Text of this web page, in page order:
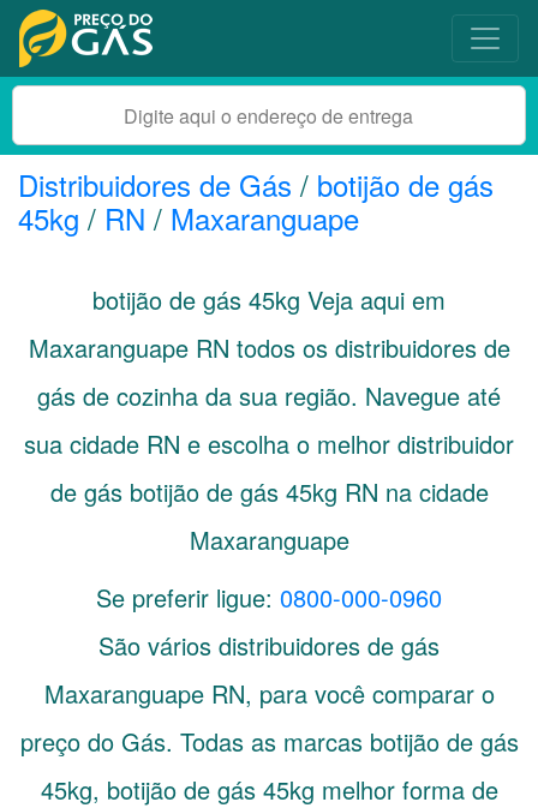
Distribuidores de Gás / botijão de gás
45kg / RN / Maxaranguape
botijão de gás 45kg Veja aqui em
Maxaranguape RN todos os distribuidores de
gás de cozinha da sua região. Navegue até
sua cidade RN e escolha o melhor distribuidor
de gás botijão de gás 45kg RN na cidade
Maxaranguape
Se preferir ligue: 0800-000-0960
São vários distribuidores de gás
Maxaranguape RN, para você comparar o
preço do Gás. Todas as marcas botijão de gás
45kg, botijão de gás 45kg melhor forma de